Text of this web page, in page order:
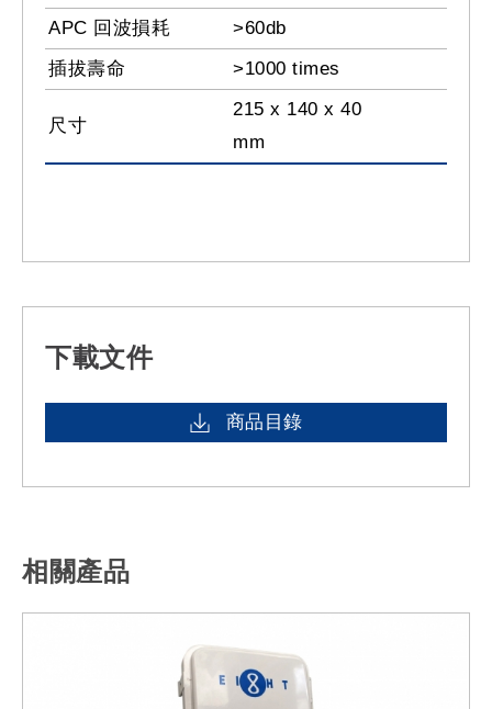
APC 回波損耗
>60db
插拔壽命
>1000 times
尺寸
215 x 140 x 40
mm
下載文件
商品目錄
相關產品